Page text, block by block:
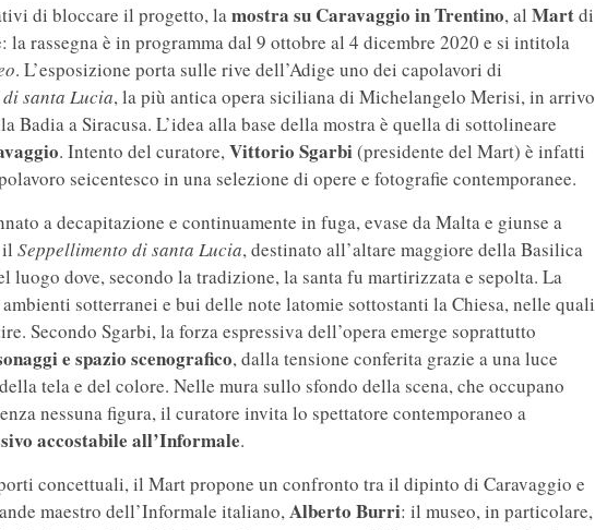
di bloccare il progetto, lamostra su Caravaggio in Trentino, al Martdi
la rassegna è in programma dal 9 ottobre al 4 dicembre 2020 e si intitola
. L’esposizione porta sulle rive dell’Adige uno dei capolavori di
santa Lucia, la più antica opera siciliana di Michelangelo Merisi, in arrivo
Badia a Siracusa. L’idea alla base della mostra è quella di sottolineare
. Intento del curatore,Vittorio Sgarbi(presidente del Mart) è infatti
seicentesco in una selezione di opere e fotografie contemporanee.
a decapitazione e continuamente in fuga, evase da Malta e giunse a
il Seppellimento di santa Lucia, destinato all’altare maggiore della Basilica
luogo dove, secondo la tradizione, la santa fu martirizzata e sepolta. La
sotterranei e bui delle note latomie sottostanti la Chiesa, nelle quali
Secondo Sgarbi, la forza espressiva dell’opera emerge soprattutto
e spazio scenografico, dalla tensione conferita grazie a una luce
tela e del colore. Nelle mura sullo sfondo della scena, che occupano
nessuna figura, il curatore invita lo spettatore contemporaneo a
accostabile all’Informale.
concettuali, il Mart propone un confronto tra il dipinto di Caravaggio e
maestro dell’Informale italiano,Alberto Burri: il museo, in particolare,